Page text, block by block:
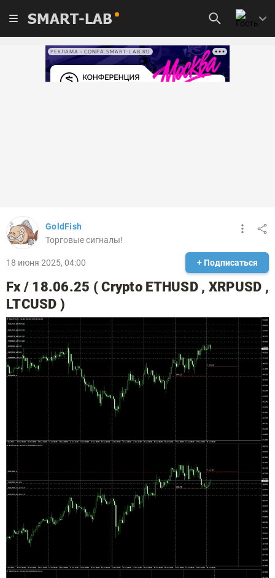
SMART-LAB
РЕКЛАМА • CONFA.SMART-LAB.RU
GoldFish
Торговые сигналы!
18 июня 2025, 04:00 + Подписаться
Fx / 18.06.25 ( Crypto ETHUSD , XRPUSD ,
LTCUSD )